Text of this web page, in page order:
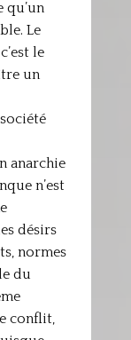
qu’un
Le
le
un
anarchie
n’est
désirs
normes
du
conflit,